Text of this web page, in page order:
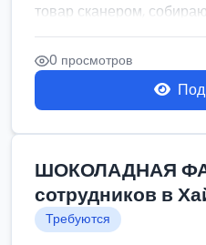
товар сканером, собирают
0 просмотров
ШОКОЛАДНАЯ
сотрудников в
Требуются